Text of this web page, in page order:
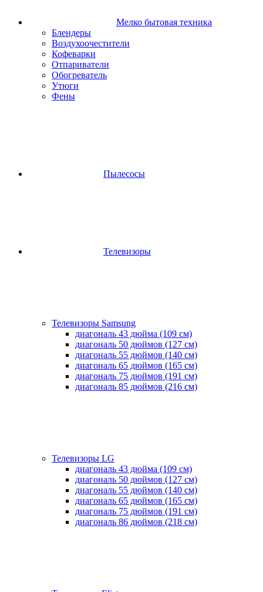
Мелко бытовая техника
Блендеры
Воздухоочестители
Кофеварки
Отпариватели
Обогреватель
Утюги
Фены
Пылесосы
Телевизоры
Телевизоры Samsung
диагональ 43 дюйма (109 см)
диагональ 50 дюймов (127 см)
диагональ 55 дюймов (140 cм)
диагональ 65 дюймов (165 cм)
диагональ 75 дюймов (191 см)
диагональ 85 дюймов (216 см)
Телевизоры LG
диагональ 43 дюйма (109 см)
диагональ 50 дюймов (127 см)
диагональ 55 дюймов (140 cм)
диагональ 65 дюймов (165 cм)
диагональ 75 дюймов (191 см)
диагональ 86 дюймов (218 см)